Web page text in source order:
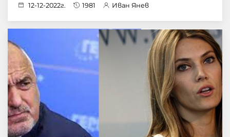
12-12-2022г. 1981 Иван Янев